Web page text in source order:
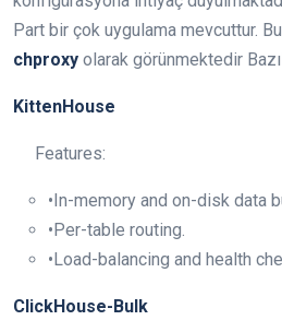
Part bir çok uygulama mevcuttur.
chproxy olarak görünmektedir
KittenHouse
Features:
•In-memory and on-disk data
•Per-table routing.
•Load-balancing and health
ClickHouse-Bulk